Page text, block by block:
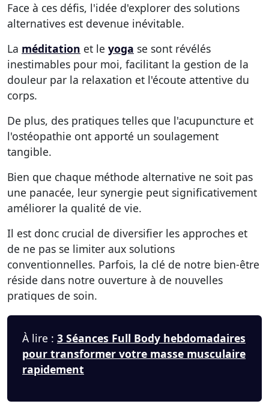
Face à ces défis, l'idée d'explorer des solutions
alternatives est devenue inévitable.
La méditation et le yoga se sont révélés
inestimables pour moi, facilitant la gestion de la
douleur par la relaxation et l'écoute attentive du
corps.
De plus, des pratiques telles que l'acupuncture et
l'ostéopathie ont apporté un soulagement
tangible.
Bien que chaque méthode alternative ne soit pas
une panacée, leur synergie peut significativement
améliorer la qualité de vie.
Il est donc crucial de diversifier les approches et
de ne pas se limiter aux solutions
conventionnelles. Parfois, la clé de notre bien-être
réside dans notre ouverture à de nouvelles
pratiques de soin.
À lire : 3 Séances Full Body hebdomadaires
pour transformer votre masse musculaire
rapidement